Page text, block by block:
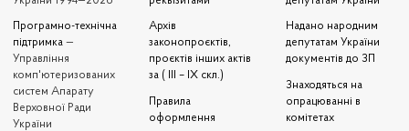
Програмно-технічна
підтримка —
Управління
комп'ютеризованих
систем Апарату
Верховної Ради
України
Архів
законопроєктів,
проєктів інших актів
за ( III – IX скл.)
Правила
оформлення
Надано народним
депутатам України
документів до ЗП
Знаходяться на
опрацюванні в
комітетах